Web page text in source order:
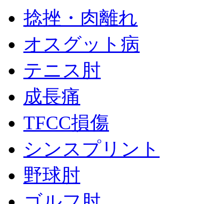
捻挫・肉離れ
オスグット病
テニス肘
成長痛
TFCC損傷
シンスプリント
野球肘